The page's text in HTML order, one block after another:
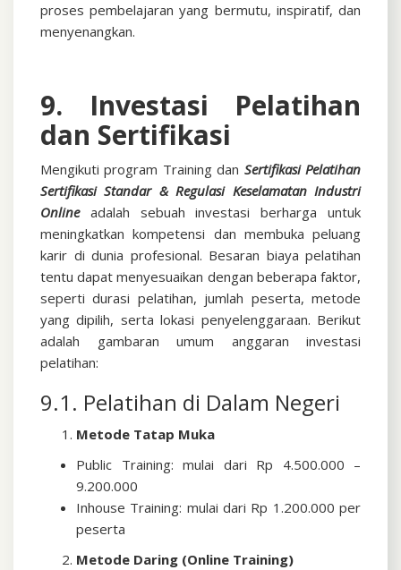
proses pembelajaran yang bermutu, inspiratif, dan
menyenangkan.
9. Investasi Pelatihan
dan Sertifikasi
Mengikuti program Training dan SertifikasiPelatihan
Sertifikasi Standar & Regulasi Keselamatan Industri
Online adalah sebuah investasi berharga untuk
meningkatkan kompetensi dan membuka peluang
karir di dunia profesional. Besaran biaya pelatihan
tentu dapat menyesuaikan dengan beberapa faktor,
seperti durasi pelatihan, jumlah peserta, metode
yang dipilih, serta lokasi penyelenggaraan. Berikut
adalah gambaran umum anggaran investasi
pelatihan:
9.1. Pelatihan di Dalam Negeri
Metode Tatap Muka
Public Training: mulai dari Rp 4.500.000 –
9.200.000
Inhouse Training: mulai dari Rp 1.200.000 per
peserta
Metode Daring (Online Training)